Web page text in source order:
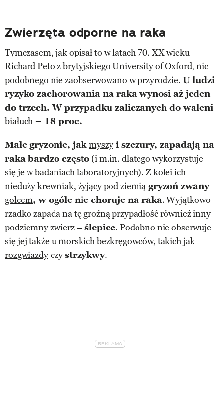
Zwierzęta odporne na raka
Tymczasem, jak opisał to w latach 70. XX wieku
Richard Peto z brytyjskiego University of Oxford, nic
podobnego nie zaobserwowano w przyrodzie. U ludzi
ryzyko zachorowania na raka wynosi aż jeden
do trzech. W przypadku zaliczanych do waleni
białuch – 18 proc.
Małe gryzonie, jakmyszy i szczury, zapadają na
raka bardzo często (i m.in. dlatego wykorzystuje
się je w badaniach laboratoryjnych). Z kolei ich
nieduży krewniak, żyjący pod ziemią gryzoń zwany
golcem, w ogóle nie choruje na raka. Wyjątkowo
rzadko zapada na tę groźną przypadłość również inny
podziemny zwierz – ślepiec. Podobno nie obserwuje
się jej także u morskich bezkręgowców, takich jak
rozgwiazdy czystrzykwy.